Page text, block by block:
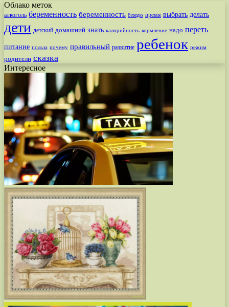
Облако меток
алкоголь беременность беременность блюдо время выбрать делать
дети детский домашний знать калорийность кормление надо переть
питание польза почему правильный развитие ребенок режим
родители сказка
Интересное